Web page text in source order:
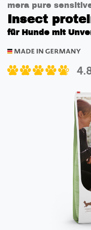
mera pure
Insect
für Hunde mit